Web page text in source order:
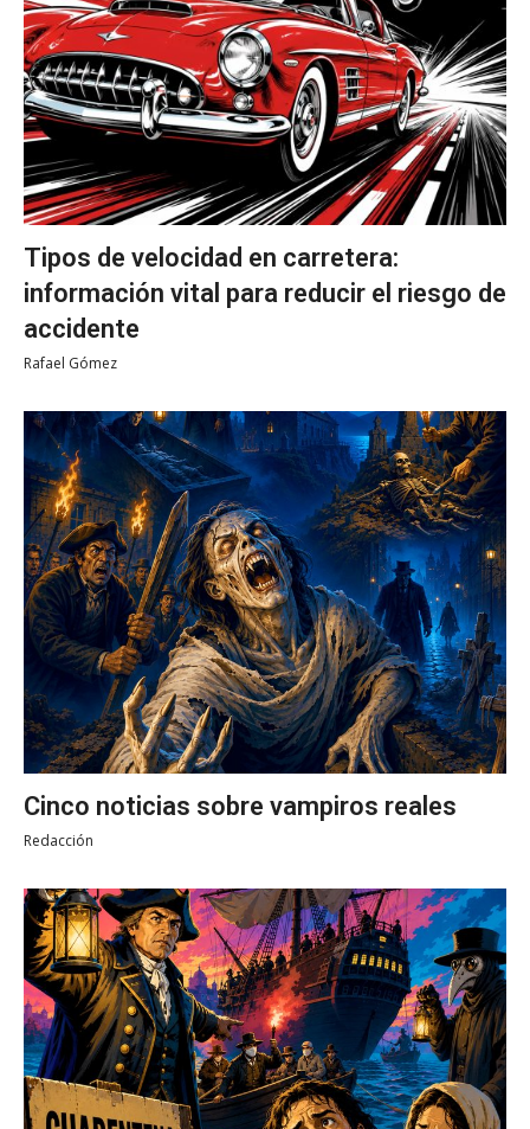
Tipos de velocidad en carretera:
información vital para reducir el riesgo de
accidente
Rafael Gómez
Cinco noticias sobre vampiros reales
Redacción